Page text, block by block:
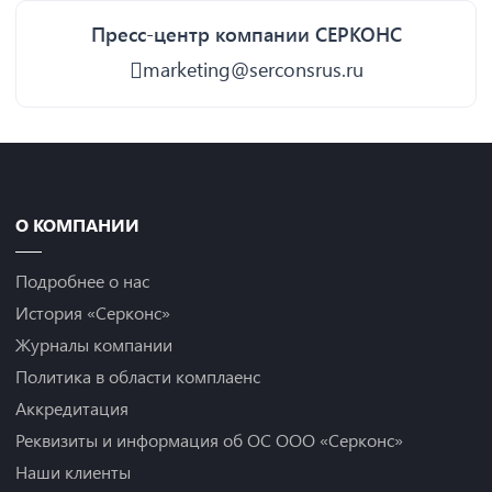
Пресс-центр компании СЕРКОНС
marketing@serconsrus.ru
О КОМПАНИИ
Подробнее о нас
История «Серконс»
Журналы компании
Политика в области комплаенс
Аккредитация
Реквизиты и информация об ОС ООО «Серконс»
Наши клиенты